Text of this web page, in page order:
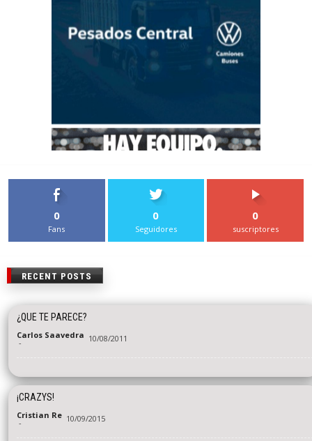
0
Fans
0
Seguidores
0
suscriptores
RECENT POSTS
¿QUE TE PARECE?
Carlos Saavedra
- 10/08/2011
¡CRAZYS!
Cristian Re
- 10/09/2015